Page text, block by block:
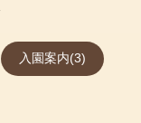
入園案内(3)